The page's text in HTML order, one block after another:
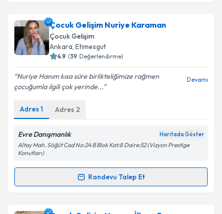
Çocuk Gelişim Feride Alaca Kaymaziçin randevu
takvimi talebi oluşturun. Size bu uzmandan randevu
almanız için bir takvim hazırlandığında e-posta ile
bilgilendireceğiz.
E-posta Adresiniz
Kişisel verilerimin işlenmesine ilişkinAydınlatma
Metni'ni okudum ve kişisel verilerimin belirtilen
kapsamda işlenmesini kabul ediyorum.
Takvim Talebini Gönder
Çocuk Gelişim Nuriye Karaman
Çocuk Gelişim
Ankara, Etimesgut
4.9 (39 Değerlendirme)
Nuriye Hanım kısa süre birlikteliğimize rağmen
çocuğumla ilgili çok yerinde...
Devamı
Adres 1 Adres 2
Evre Danışmanlık Haritada Göster
Altay Mah. Söğüt Cad No:24 B Blok Kat:8 Daire:52 (Vizyon Prestige
Konutları)
Randevu Talep Et
Randevu Takvimi Talebi